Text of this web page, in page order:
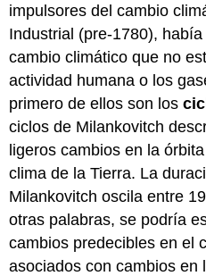
impulsores del cambio
Industrial (pre-1780),
cambio climático que no
actividad humana o los
primero de ellos son los
ciclos de Milankovitch
ligeros cambios en la
clima de la Tierra. La
Milankovitch oscila entre
otras palabras, se podría
cambios predecibles en el
asociados con cambios en